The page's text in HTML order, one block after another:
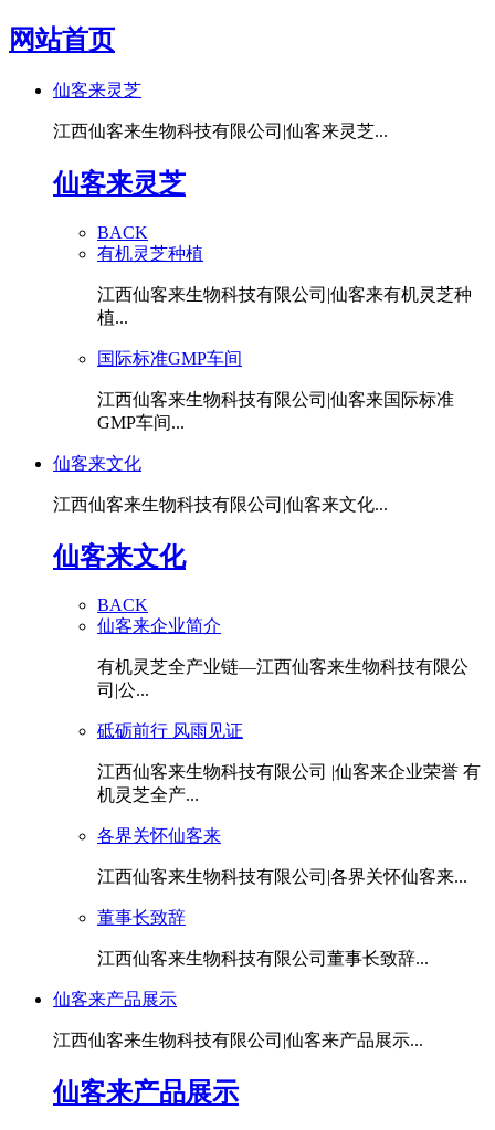
网站首页
仙客来灵芝
江西仙客来生物科技有限公司|仙客来灵芝...
仙客来灵芝
BACK
有机灵芝种植
江西仙客来生物科技有限公司|仙客来有机灵芝种
植...
国际标准GMP车间
江西仙客来生物科技有限公司|仙客来国际标准
GMP车间...
仙客来文化
江西仙客来生物科技有限公司|仙客来文化...
仙客来文化
BACK
仙客来企业简介
有机灵芝全产业链—江西仙客来生物科技有限公
司|公...
砥砺前行 风雨见证
江西仙客来生物科技有限公司 |仙客来企业荣誉 有
机灵芝全产...
各界关怀仙客来
江西仙客来生物科技有限公司|各界关怀仙客来...
董事长致辞
江西仙客来生物科技有限公司董事长致辞...
仙客来产品展示
江西仙客来生物科技有限公司|仙客来产品展示...
仙客来产品展示